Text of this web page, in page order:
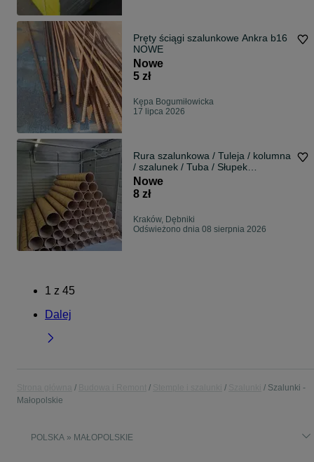
Pręty ściągi szalunkowe Ankra b16
NOWE
Nowe
5 zł
Kępa Bogumiłowicka
17 lipca 2026
Rura szalunkowa / Tuleja / kolumna
/ szalunek / Tuba / Słupek
WYSYŁKA
Nowe
8 zł
Kraków, Dębniki
Odświeżono dnia 08 sierpnia 2026
1 z 45
Dalej
Szalunki -
Małopolskie
POLSKA » MAŁOPOLSKIE